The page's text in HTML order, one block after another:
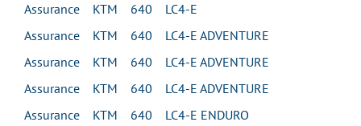
Assurance KTM 640 LC4-E
Assurance KTM 640 LC4-E ADVENTURE
Assurance KTM 640 LC4-E ADVENTURE
Assurance KTM 640 LC4-E ADVENTURE
Assurance KTM 640 LC4-E ENDURO